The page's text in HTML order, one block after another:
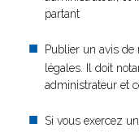
partant
Publier un avis de
légales. Il doit
administrateur et
Si vous exercez